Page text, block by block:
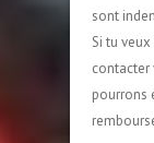
sont
Si tu
contacter
pourrons